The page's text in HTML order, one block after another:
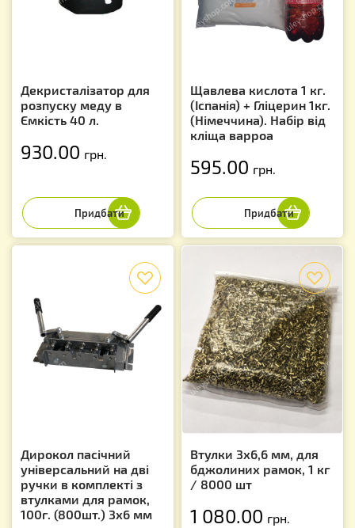
Декристалізатор для
розпуску меду в
Ємкість 40 л.
930.00 грн.
Щавлева кислота 1 кг.
(Іспанія) + Гліцерин 1кг.
(Німеччина). Набір від
кліща варроа
595.00 грн.
Дирокол пасічний
універсальний на дві
ручки в комплекті з
втулками для рамок,
100г. (800шт.) 3х6 мм
Втулки 3х6,6 мм, для
бджолиних рамок, 1 кг
/ 8000 шт
1 080.00 грн.